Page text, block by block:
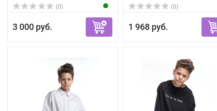
(0)
3 000 руб.
(0)
1 968 руб.